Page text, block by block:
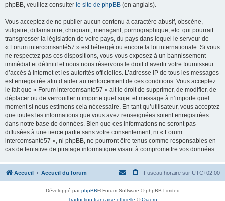
phpBB, veuillez consulter le site de phpBB (en anglais).
Vous acceptez de ne publier aucun contenu à caractère abusif, obscène,
vulgaire, diffamatoire, choquant, menaçant, pornographique, etc. qui pourrait
transgresser la législation de votre pays, du pays dans lequel le serveur de
« Forum intercomsanté57 » est hébergé ou encore la loi internationale. Si vous
ne respectez pas ces dispositions, vous vous exposez à un bannissement
immédiat et définitif et nous nous réservons le droit d’avertir votre fournisseur
d’accès à internet et les autorités officielles. L’adresse IP de tous les messages
est enregistrée afin d’aider au renforcement de ces conditions. Vous acceptez
le fait que « Forum intercomsanté57 » ait le droit de supprimer, de modifier, de
déplacer ou de verrouiller n’importe quel sujet et message à n’importe quel
moment si nous estimons cela nécessaire. En tant qu’utilisateur, vous acceptez
que toutes les informations que vous avez renseignées soient enregistrées
dans notre base de données. Bien que ces informations ne seront pas
diffusées à une tierce partie sans votre consentement, ni « Forum
intercomsanté57 », ni phpBB, ne pourront être tenus comme responsables en
cas de tentative de piratage informatique visant à compromettre vos données.
Accueil Accueil du forum Fuseau horaire sur UTC+02:00
Développé parphpBB® Forum Software © phpBB Limited
Traduction française officielle ©Qiaeru